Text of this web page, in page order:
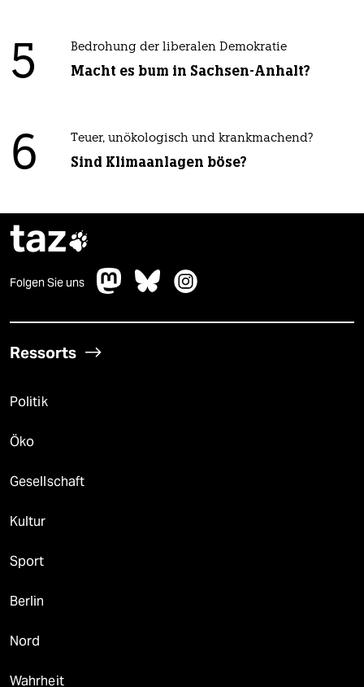
5 Bedrohung der liberalen Demokratie
Macht es bum in Sachsen-Anhalt?
6 Teuer, unökologisch und krankmachend?
Sind Klimaanlagen böse?
taz
Folgen Sie uns
Ressorts
Politik
Öko
Gesellschaft
Kultur
Sport
Berlin
Nord
Wahrheit